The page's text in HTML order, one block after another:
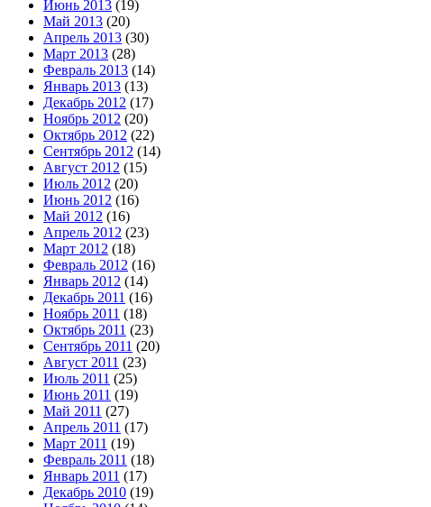
Июнь 2013 (19)
Май 2013 (20)
Апрель 2013 (30)
Март 2013 (28)
Февраль 2013 (14)
Январь 2013 (13)
Декабрь 2012 (17)
Ноябрь 2012 (20)
Октябрь 2012 (22)
Сентябрь 2012 (14)
Август 2012 (15)
Июль 2012 (20)
Июнь 2012 (16)
Май 2012 (16)
Апрель 2012 (23)
Март 2012 (18)
Февраль 2012 (16)
Январь 2012 (14)
Декабрь 2011 (16)
Ноябрь 2011 (18)
Октябрь 2011 (23)
Сентябрь 2011 (20)
Август 2011 (23)
Июль 2011 (25)
Июнь 2011 (19)
Май 2011 (27)
Апрель 2011 (17)
Март 2011 (19)
Февраль 2011 (18)
Январь 2011 (17)
Декабрь 2010 (19)